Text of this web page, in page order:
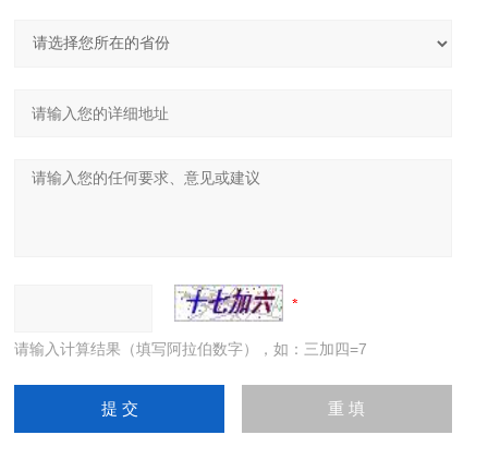
请输入计算结果（填写阿拉伯数字），如：三加四=7